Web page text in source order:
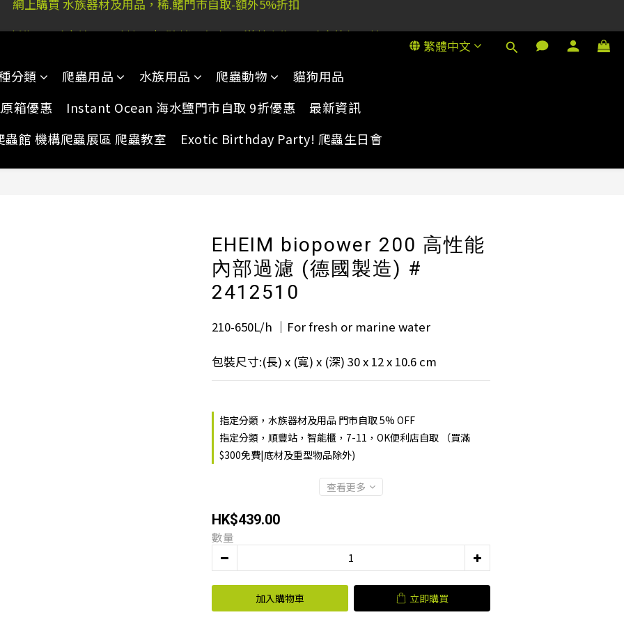
新街51P號富祐閣16號地下｜ 稀.鰭旺角店: 西洋菜南街101號金德行11樓
新街51P號富祐閣16號地下｜ 稀.鰭旺角店: 西洋菜南街101號金德行11樓
新街51P號富祐閣16號地下｜ 稀.鰭旺角店: 西洋菜南街101號金德行11樓
繁體中文
分類 爬蟲用品 水族用品 爬蟲動物
貓狗用品
箱優惠
Instant Ocean 海水鹽門市自取 9折優惠
最新資訊
蟲館 機構爬蟲展區 爬蟲教室
Exotic Birthday Party! 爬蟲生日會
EHEIM biopower 200 高性能
內部過濾 (德國製造) #
2412510
210-650L/h ｜For fresh or marine water
包裝尺寸:(長) x (寬) x (深) 30 x 12 x 10.6 cm
指定分類，水族器材及用品 門市自取 5% OFF
指定分類，順豐站，智能櫃，7-11，OK便利店自取 （買滿
$300免費|底材及重型物品除外)
查看更多
HK$439.00
數量
加入購物車 立即購買